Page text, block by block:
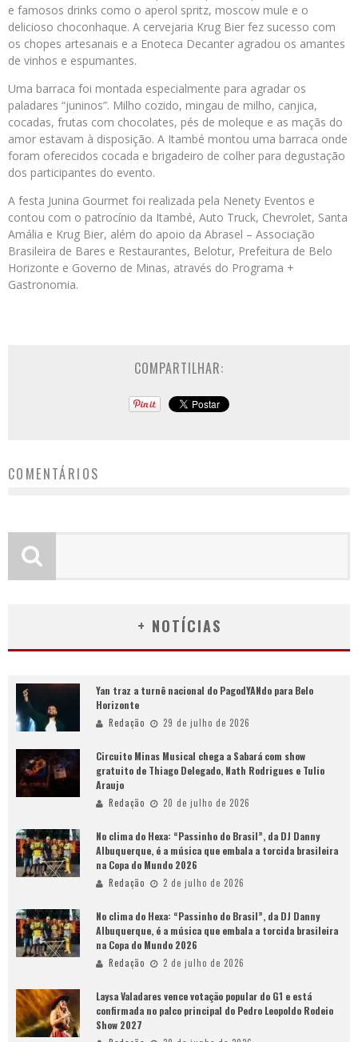
e famosos drinks como o aperol spritz, moscow mule e o
delicioso choconhaque. A cervejaria Krug Bier fez sucesso com
os chopes artesanais e a Enoteca Decanter agradou os amantes
de vinhos e espumantes.
Uma barraca foi montada especialmente para agradar os
paladares “juninos”. Milho cozido, mingau de milho, canjica,
cocadas, frutas com chocolates, pés de moleque e as maçãs do
amor estavam à disposição. A Itambé montou uma barraca onde
foram oferecidos cocada e brigadeiro de colher para degustação
dos participantes do evento.
A festa Junina Gourmet foi realizada pela Nenety Eventos e
contou com o patrocínio da Itambé, Auto Truck, Chevrolet, Santa
Amália e Krug Bier, além do apoio da Abrasel – Associação
Brasileira de Bares e Restaurantes, Belotur, Prefeitura de Belo
Horizonte e Governo de Minas, através do Programa +
Gastronomia.
COMPARTILHAR:
COMENTÁRIOS
+ NOTÍCIAS
Yan traz a turnê nacional do PagodYANdo para Belo
Horizonte
Redação 29 de julho de 2026
Circuito Minas Musical chega a Sabará com show
gratuito de Thiago Delegado, Nath Rodrigues e Tulio
Araujo
Redação 20 de julho de 2026
No clima do Hexa: “Passinho do Brasil”, da DJ Danny
Albuquerque, é a música que embala a torcida brasileira
na Copa do Mundo 2026
Redação 2 de julho de 2026
No clima do Hexa: “Passinho do Brasil”, da DJ Danny
Albuquerque, é a música que embala a torcida brasileira
na Copa do Mundo 2026
Redação 2 de julho de 2026
Laysa Valadares vence votação popular do G1 e está
confirmada no palco principal do Pedro Leopoldo Rodeio
Show 2027